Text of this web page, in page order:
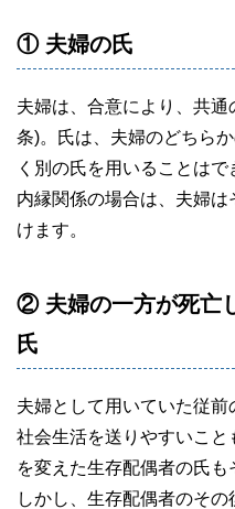
① 夫婦の氏
夫婦は、合意により、共
条)。氏は、夫婦のどちら
く別の氏を用いることはで
内縁関係の場合は、夫婦
けます。
② 夫婦の一方が死亡
氏
夫婦として用いていた従
社会生活を送りやすいこ
を変えた生存配偶者の氏も
しかし、生存配偶者のそ